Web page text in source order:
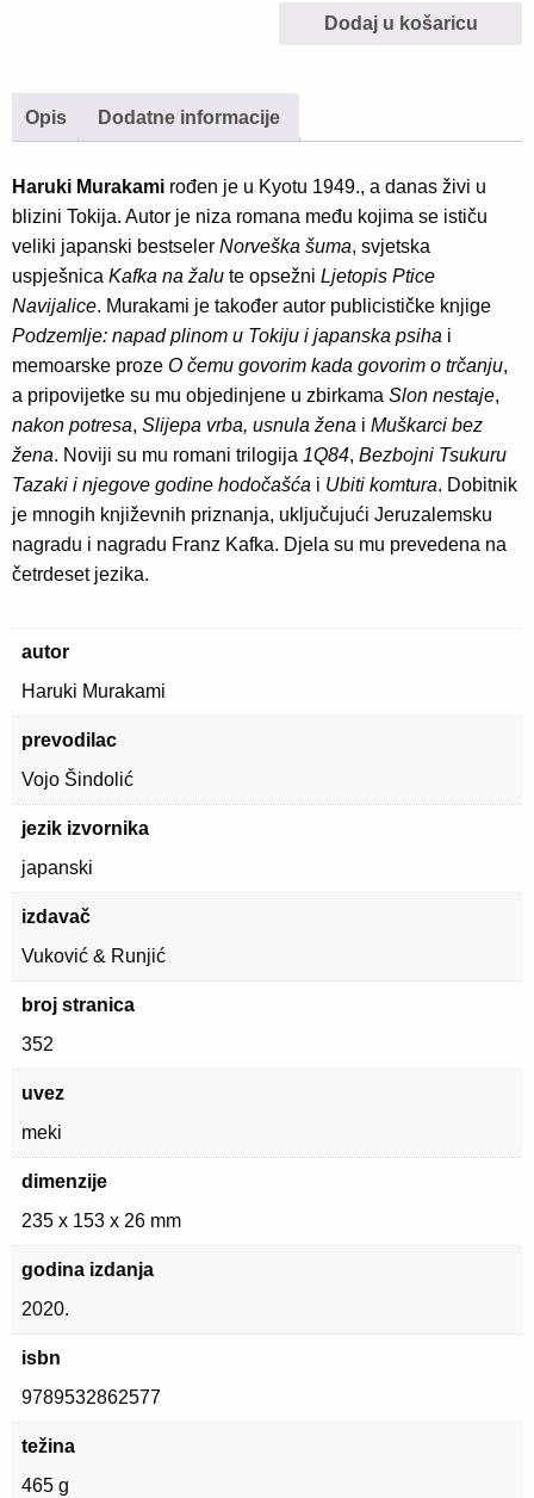
Dodaj u košaricu
Opis Dodatne informacije
Haruki Murakami rođen je u Kyotu 1949., a danas živi u
blizini Tokija. Autor je niza romana među kojima se ističu
veliki japanski bestseler Norveška šuma, svjetska
uspješnica Kafka na žalu te opsežni Ljetopis Ptice
Navijalice. Murakami je također autor publicističke knjige
Podzemlje: napad plinom u Tokiju i japanska psiha i
memoarske proze O čemu govorim kada govorim o trčanju,
a pripovijetke su mu objedinjene u zbirkama Slon nestaje,
nakon potresa, Slijepa vrba, usnula žena i Muškarci bez
žena. Noviji su mu romani trilogija 1Q84, Bezbojni Tsukuru
Tazaki i njegove godine hodočašća i Ubiti komtura. Dobitnik
je mnogih književnih priznanja, uključujući Jeruzalemsku
nagradu i nagradu Franz Kafka. Djela su mu prevedena na
četrdeset jezika.
autor
Haruki Murakami
prevodilac
Vojo Šindolić
jezik izvornika
japanski
izdavač
Vuković & Runjić
broj stranica
352
uvez
meki
dimenzije
235 x 153 x 26 mm
godina izdanja
2020.
isbn
9789532862577
težina
465 g